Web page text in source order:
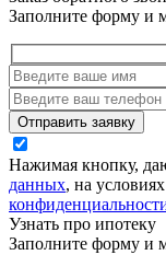
Заполните форму и
Нажимая кнопку,
данных, на
Узнать про ипотеку
Заполните форму и